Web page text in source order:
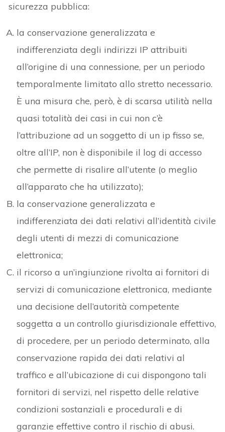
sicurezza pubblica:
la conservazione generalizzata e
indifferenziata degli indirizzi IP attribuiti
all’origine di una connessione, per un periodo
temporalmente limitato allo stretto necessario.
È una misura che, però, è di scarsa utilità nella
quasi totalità dei casi in cui non c’è
l’attribuzione ad un soggetto di un ip fisso se,
oltre all’IP, non è disponibile il log di accesso
che permette di risalire all’utente (o meglio
all’apparato che ha utilizzato);
la conservazione generalizzata e
indifferenziata dei dati relativi all’identità civile
degli utenti di mezzi di comunicazione
elettronica;
il ricorso a un’ingiunzione rivolta ai fornitori di
servizi di comunicazione elettronica, mediante
una decisione dell’autorità competente
soggetta a un controllo giurisdizionale effettivo,
di procedere, per un periodo determinato, alla
conservazione rapida dei dati relativi al
traffico e all’ubicazione di cui dispongono tali
fornitori di servizi, nel rispetto delle relative
condizioni sostanziali e procedurali e di
garanzie effettive contro il rischio di abusi.